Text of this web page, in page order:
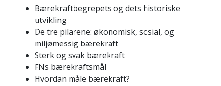
Bærekraftbegrepets og dets historiske
utvikling
De tre pilarene: økonomisk, sosial, og
miljømessig bærekraft
Sterk og svak bærekraft
FNs bærekraftsmål
Hvordan måle bærekraft?